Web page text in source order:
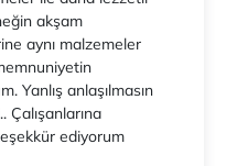
akşam
aynı malzemeler
Yanlış anlaşılmasın
ediyorum